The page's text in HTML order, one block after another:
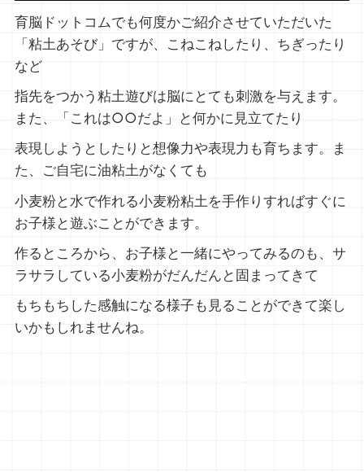
育脳ドットコムでも何度かご紹介させていただいた
「粘土あそび」ですが、こねこねしたり、ちぎったり
など
指先をつかう粘土遊びは脳にとても刺激を与えます。
また、「これは○○だよ」と何かに見立てたり
表現しようとしたりと想像力や表現力も育ちます。ま
た、ご自宅に油粘土がなくても
小麦粉と水で作れる小麦粉粘土を手作りすればすぐに
お子様と遊ぶことができます。
作るところから、お子様と一緒にやってみるのも、サ
ラサラしている小麦粉がだんだんと固まってきて
もちもちした感触になる様子も見ることができて楽し
いかもしれませんね。